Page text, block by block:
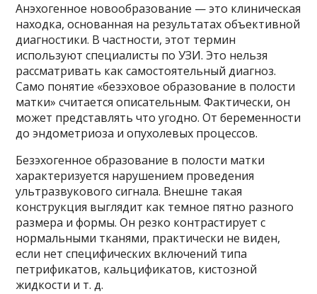
Анэхогенное новообразование — это клиническая
находка, основанная на результатах объективной
диагностики. В частности, этот термин
используют специалисты по УЗИ. Это нельзя
рассматривать как самостоятельный диагноз.
Само понятие «безэховое образование в полости
матки» считается описательным. Фактически, он
может представлять что угодно. От беременности
до эндометриоза и опухолевых процессов.
Безэхогенное образование в полости матки
характеризуется нарушением проведения
ультразвукового сигнала. Внешне такая
конструкция выглядит как темное пятно разного
размера и формы. Он резко контрастирует с
нормальными тканями, практически не виден,
если нет специфических включений типа
петрификатов, кальцификатов, кистозной
жидкости и т. д.